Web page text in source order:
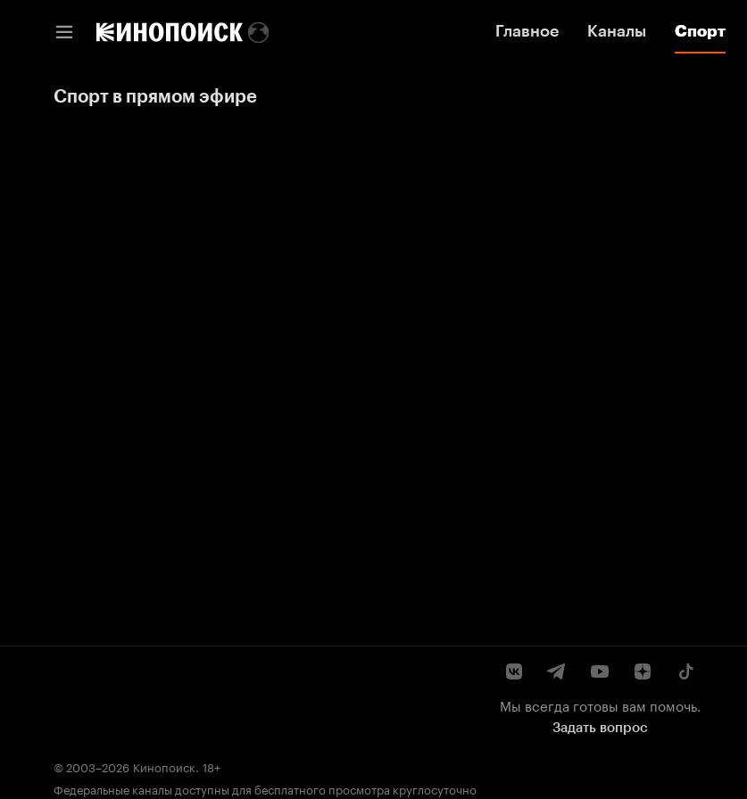
Главное Каналы Спорт
Главное Каналы Спорт
Спорт в прямом эфире
Мы всегда готовы вам помочь.
Задать вопрос
© 2003–2026 Кинопоиск. 18+
Федеральные каналы доступны для бесплатного просмотра круглосуточно